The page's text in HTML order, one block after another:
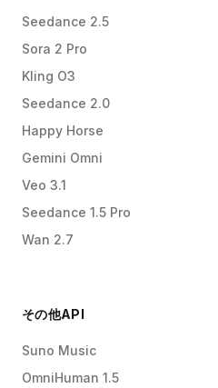
Seedance 2.5
Sora 2 Pro
Kling O3
Seedance 2.0
Happy Horse
Gemini Omni
Veo 3.1
Seedance 1.5 Pro
Wan 2.7
その他API
Suno Music
OmniHuman 1.5